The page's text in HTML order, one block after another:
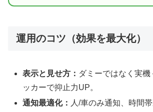
運用のコツ（効果を最大化）
表示と見せ方： ダミーではなく実
ッカーで抑止力UP。
通知最適化： 人/車のみ通知、時間